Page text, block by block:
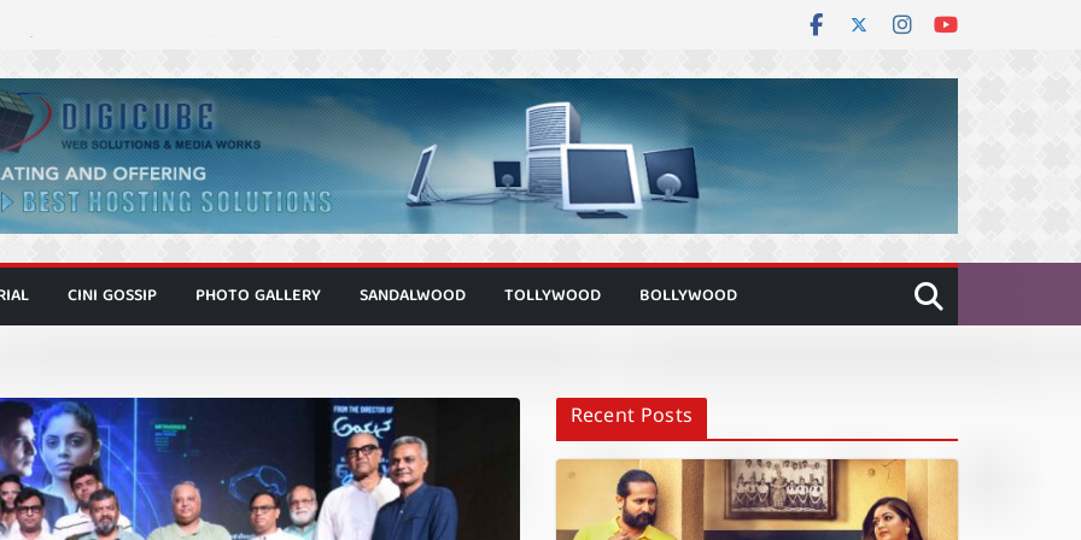
ಮೋಹನ್ ರಾಜ ಜೋಡಿಯ ಹೊಸ ಸಿನಿಮಾ
ಅಜೇಯಂ” ಹಾಡಿದ ದೃಶ್ಯ ವೈಭವ
ಅಭಿನಯದ ‘ಬಾಸ್’ ಚಿತ್ರ ತೆರೆಗೆ
ಮಿತ್ರ ಅಭಿನಯದ “ಮಹಾನ್” ಫಸ್ಟ್ ಲುಕ್
CINI GOSSIP PHOTO GALLERY SANDALWOOD TOLLYWOOD BOLLYWOOD
Recent Posts